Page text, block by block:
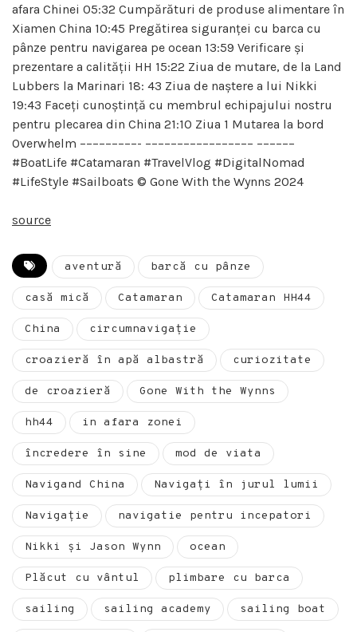
afara Chinei 05:32 Cumpărături de produse alimentare în
Xiamen China 10:45 Pregătirea siguranței cu barca cu
pânze pentru navigarea pe ocean 13:59 Verificare și
prezentare a calității HH 15:22 Ziua de mutare, de la Land
Lubbers la Marinari 18: 43 Ziua de naștere a lui Nikki
19:43 Faceți cunoștință cu membrul echipajului nostru
pentru plecarea din China 21:10 Ziua 1 Mutarea la bord
Overwhelm –––––––––- ––––––––––––––––– ––––––
#BoatLife #Catamaran #TravelVlog #DigitalNomad
#LifeStyle #Sailboats © Gone With the Wynns 2024
source
aventură barcă cu pânze
casă mică Catamaran Catamaran HH44
China circumnavigaţie
croazieră în apă albastră curiozitate
de croazieră Gone With the Wynns
hh44 in afara zonei
încredere în sine mod de viata
Navigand China Navigați în jurul lumii
Navigație navigatie pentru incepatori
Nikki și Jason Wynn ocean
Plăcut cu vântul plimbare cu barca
sailing sailing academy sailing boat